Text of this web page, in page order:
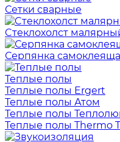
Сетки сварные
Cтеклохолст
Серпянка
Теплые полы
Теплые полы Ergert
Теплые полы Атом
Теплые полы
Теплые полы Thermo